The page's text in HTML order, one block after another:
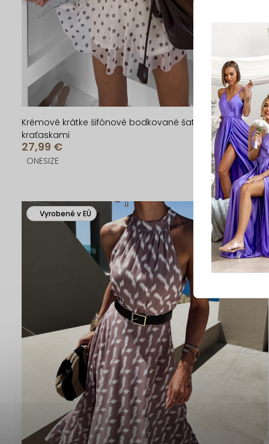
u
k
t
o
v
u
k
t
o
v
Krémové krátke šifónové bodkované šaty RIMELO s
kraťaskami
27,99 €
ONESIZE
Vyrobené v EÚ